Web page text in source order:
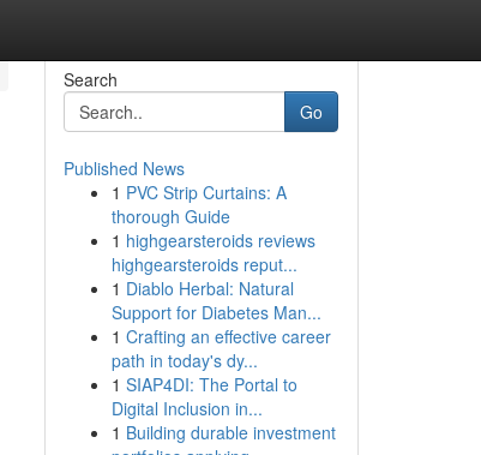
Search
Go
Published News
1 PVC Strip Curtains: A
thorough Guide
1 highgearsteroids reviews
highgearsteroids reput...
1 Diablo Herbal: Natural
Support for Diabetes Man...
1 Crafting an effective career
path in today's dy...
1 SIAP4DI: The Portal to
Digital Inclusion in...
1 Building durable investment